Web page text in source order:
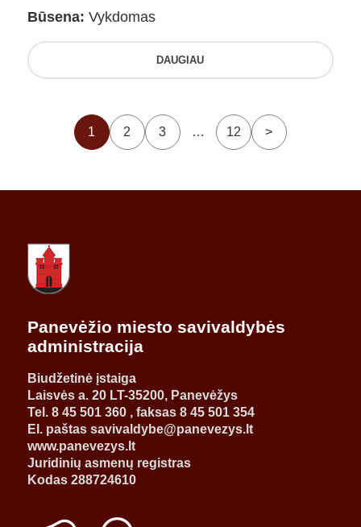
Būsena: Vykdomas
DAUGIAU
1 2 3 … 12 >
Panevėžio miesto savivaldybės
administracija
Biudžetinė įstaiga
Laisvės a. 20 LT-35200, Panevėžys
Tel. 8 45 501 360 , faksas 8 45 501 354
El. paštas savivaldybe@panevezys.lt
www.panevezys.lt
Juridinių asmenų registras
Kodas 288724610